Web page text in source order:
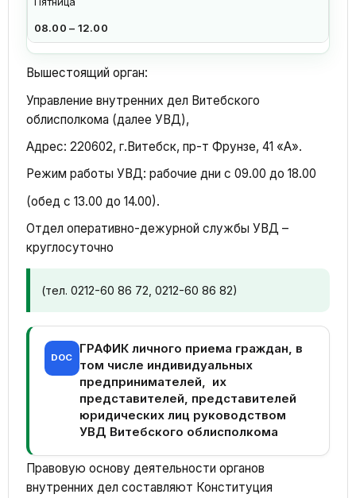
08.00 – 12.00
Вышестоящий орган:
Управление внутренних дел Витебского
облисполкома (далее УВД),
Адрес: 220602, г.Витебск, пр-т Фрунзе, 41 «А».
Режим работы УВД: рабочие дни с 09.00 до 18.00
(обед с 13.00 до 14.00).
Отдел оперативно-дежурной службы УВД –
круглосуточно
(тел. 0212-60 86 72, 0212-60 86 82)
DOC
ГРАФИК личного приема граждан, в
том числе индивидуальных
предпринимателей, их
представителей, представителей
юридических лиц руководством
УВД Витебского облисполкома
Правовую основу деятельности органов
внутренних дел составляют Конституция